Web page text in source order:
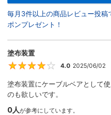
毎月3件以上の商品レビュー投
ポンプレゼント！
塗布装置
4
4.0 2025/06/02
塗布装置にケーブルベアとして
のも欲しいです。
0人が参考にしています。